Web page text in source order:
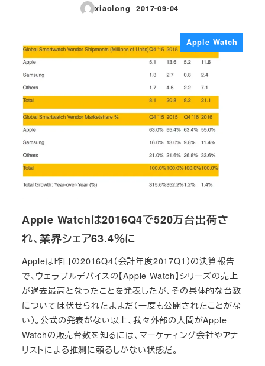
xiaolong
投稿日
2017-09-04
Apple Watch
Apple Watchは2016Q4で520万台出荷さ
れ、業界シェア63.4％に
Appleは昨日の2016Q4（会計年度2017Q1）の決算報告
で、ウェラブルデバイスの【Apple Watch】シリーズの売上
が過去最高となったことを発表したが、その具体的な台数
については伏せられたままだ（一度も公開されたことがな
い）。公式の発表がない以上、我々外部の人間がApple
Watchの販売台数を知るには、マーケティング会社やアナ
リストによる推測に頼るしかない状態だ。